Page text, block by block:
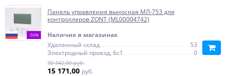
-50%
Панель управления выносная МЛ-753 для
контроллеров ZONT (ML00004742)
Наличие в магазинах
Удаленный склад
53
Электродный проезд, 6с1
0
30 342,00 руб.
15 171,00 руб.